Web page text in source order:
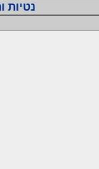
נטיות